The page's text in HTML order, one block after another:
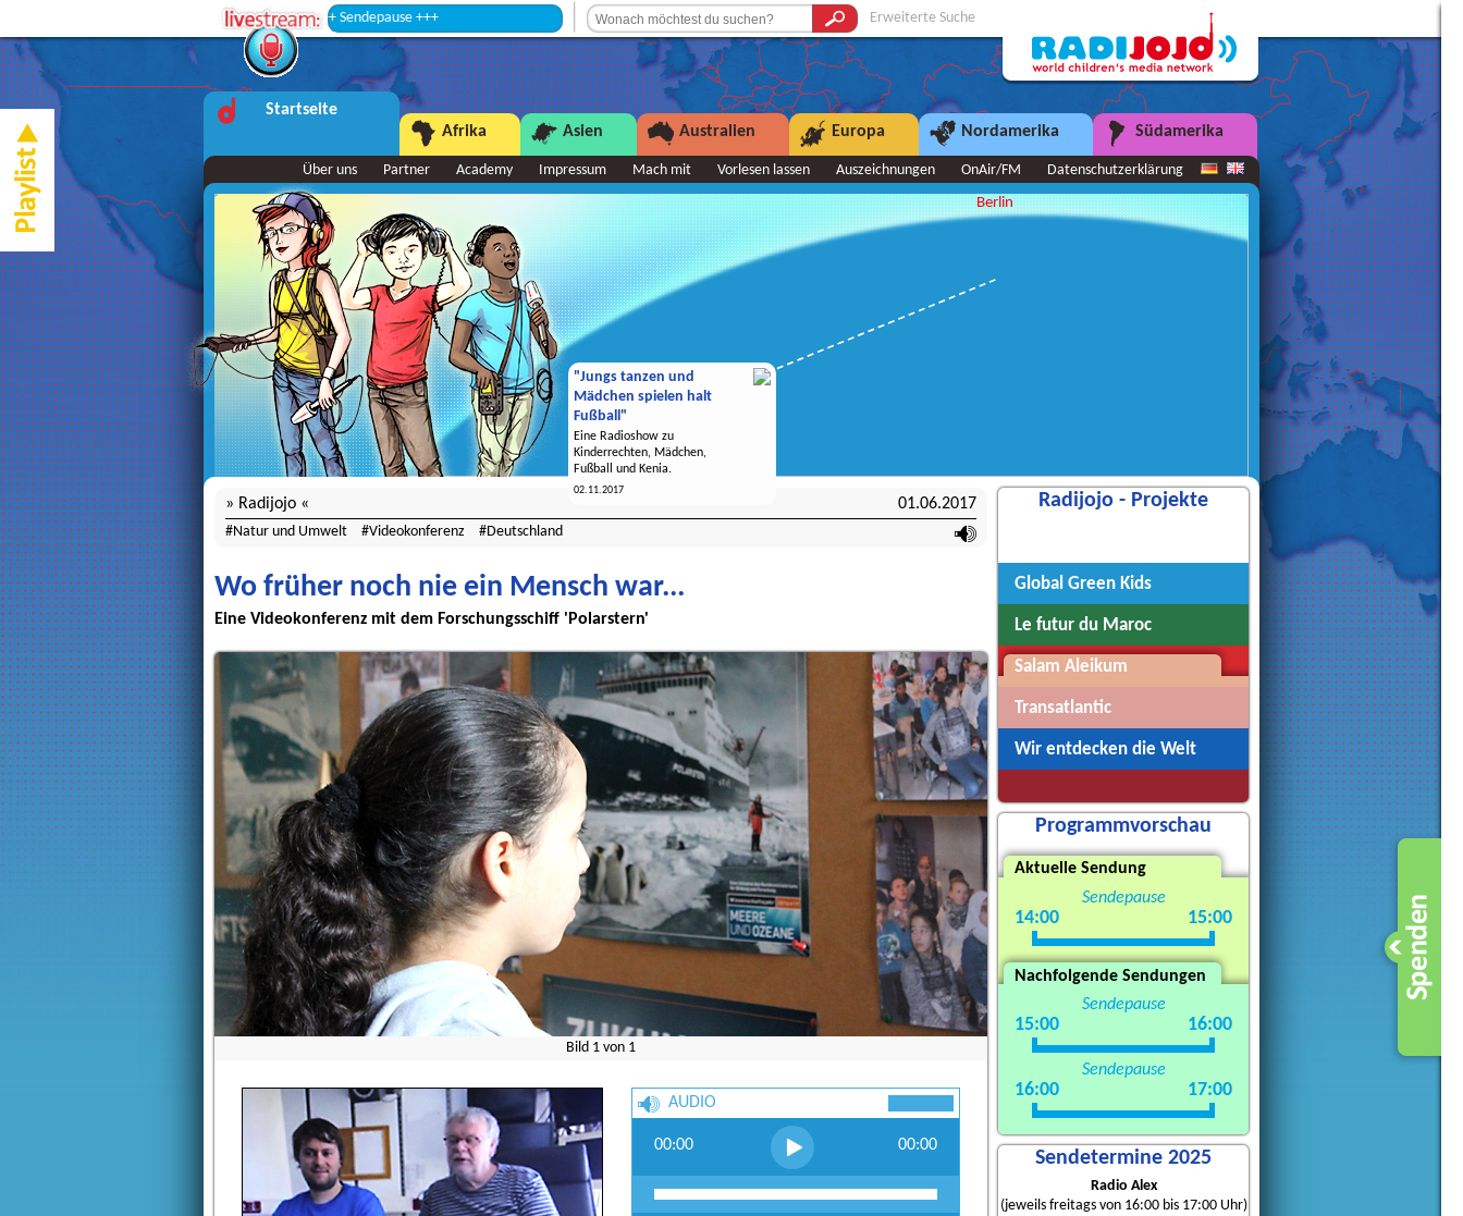
+++ Sendepause +++ Erweiterte Suche
Startseite
Afrika
Asien Australien Europa Nordamerika Südamerika
Über uns Partner Academy Impressum Mach mit Vorlesen lassen Auszeichnungen OnAir/FM Datenschutzerklärung
Radijojo 01.06.2017
Natur und Umwelt Videokonferenz Deutschland
Wo früher noch nie ein Mensch war...
Eine Videokonferenz mit dem Forschungsschiff 'Polarstern'
Bild 1 von 1
AUDIO
00:00 00:00
Radijojo - Projekte
Global Green Kids
Le futur du Maroc
Salam Aleikum
Transatlantic
Wir entdecken die Welt
Programmvorschau
Aktuelle Sendung
Sendepause
14:00 15:00
Nachfolgende Sendungen
Sendepause
15:00 16:00
Sendepause
16:00 17:00
Sendetermine 2025
Radio Alex
(jeweils freitags von 16:00 bis 17:00 Uhr)